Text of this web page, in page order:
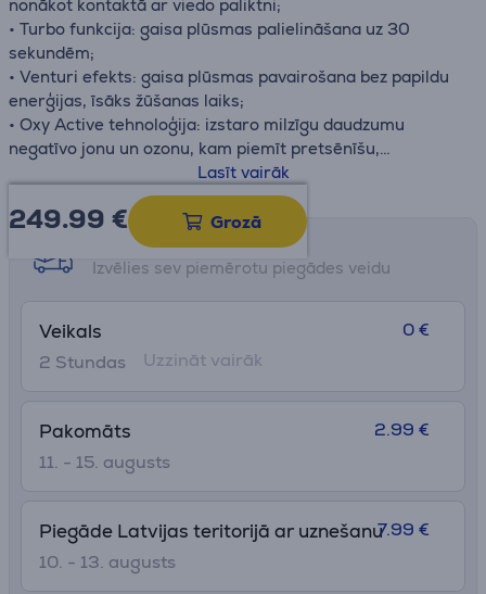
nonākot kontaktā ar viedo paliktni;
• Turbo funkcija: gaisa plūsmas palielināšana uz 30
sekundēm;
• Venturi efekts: gaisa plūsmas pavairošana bez papildu
enerģijas, īsāks žūšanas laiks;
• Oxy Active tehnoloģija: izstaro milzīgu daudzumu
negatīvo jonu un ozonu, kam piemīt pretsēnīšu,
antibakteriālas un atjaunojošas īpašības.
Lasīt vairāk
249.99 € Grozā
Saņemšanas iespējas
Izvēlies sev piemērotu piegādes veidu
Veikals
2 Stundas
0 €
Uzzināt vairāk
Pakomāts
11. - 15. augusts
2.99 €
Piegāde Latvijas teritorijā ar uznešanu
10. - 13. augusts
7.99 €